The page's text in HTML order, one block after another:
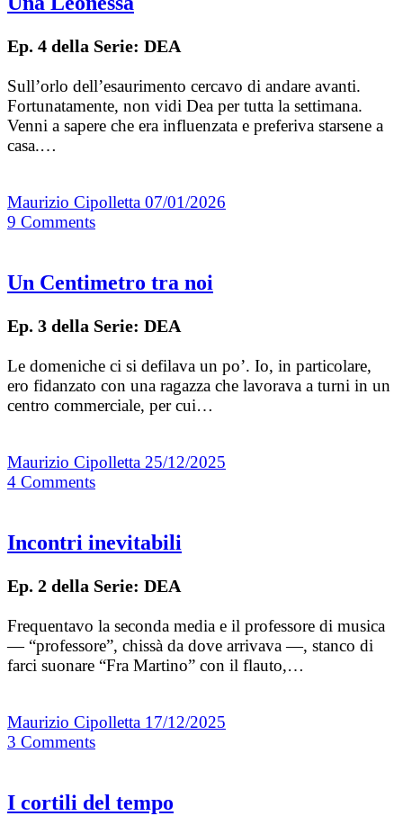
Ep. 4 della Serie: DEA
Sull’orlo dell’esaurimento cercavo di andare avanti.
Fortunatamente, non vidi Dea per tutta la settimana.
Venni a sapere che era influenzata e preferiva starsene a
casa.…
Maurizio Cipolletta 07/01/2026
9 Comments
Un Centimetro tra noi
Ep. 3 della Serie: DEA
Le domeniche ci si defilava un po’. Io, in particolare,
ero fidanzato con una ragazza che lavorava a turni in un
centro commerciale, per cui…
Maurizio Cipolletta 25/12/2025
4 Comments
Incontri inevitabili
Ep. 2 della Serie: DEA
Frequentavo la seconda media e il professore di musica
— “professore”, chissà da dove arrivava —, stanco di
farci suonare “Fra Martino” con il flauto,…
Maurizio Cipolletta 17/12/2025
3 Comments
I cortili del tempo